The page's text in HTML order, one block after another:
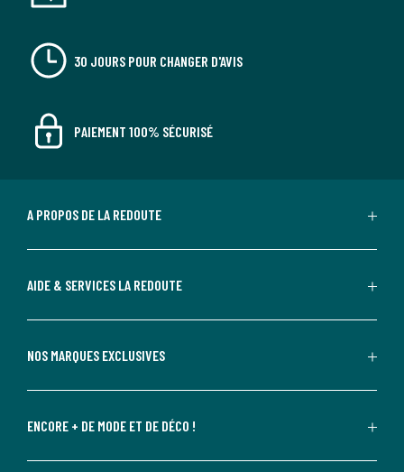
30 JOURS POUR CHANGER D'AVIS
PAIEMENT 100% SÉCURISÉ
A PROPOS DE LA REDOUTE
AIDE & SERVICES LA REDOUTE
NOS MARQUES EXCLUSIVES
ENCORE + DE MODE ET DE DÉCO !